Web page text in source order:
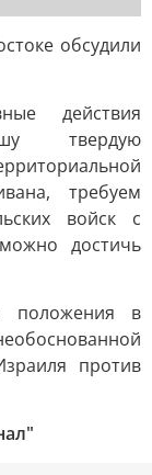
обсудили
действия
твердую
требуем
войск с
достичь
положения в
против